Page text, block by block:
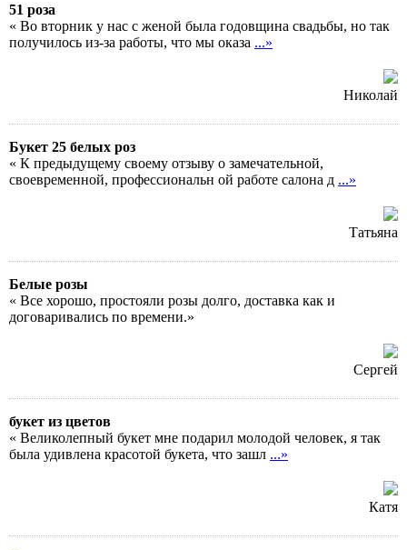
51 роза
« Во вторник у нас с женой была годовщина свадьбы, но так
получилось из-за работы, что мы оказа ...»
Николай
Букет 25 белых роз
« К предыдущему своему отзыву о замечательной,
своевременной, профессиональн ой работе салона д ...»
Татьяна
Белые розы
« Все хорошо, простояли розы долго, доставка как и
договаривались по времени.»
Сергей
букет из цветов
« Великолепный букет мне подарил молодой человек, я так
была удивлена красотой букета, что зашл ...»
Катя